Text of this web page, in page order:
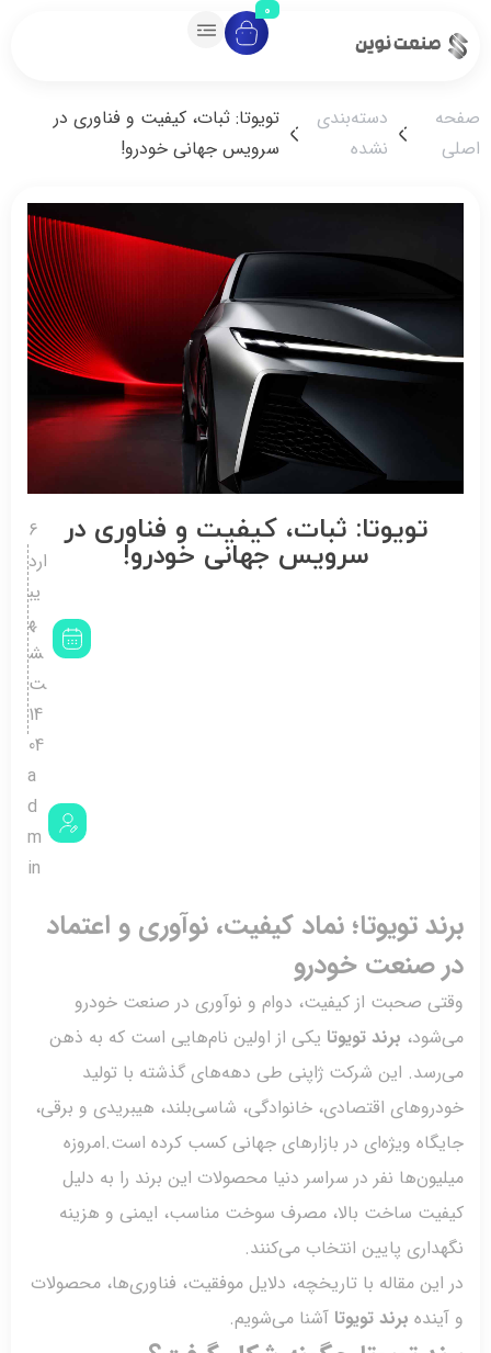
دسته‌بندی
نشده
تویوتا: ثبات، کیفیت و فناوری در
سرویس جهانی خودرو!
تویوتا: ثبات، کیفیت و فناوری در
سرویس جهانی خودرو!
6
ه
ش
d
m
تویوتا؛ نماد کیفیت، نوآوری و اعتماد
صنعت خودرو
صحبت از کیفیت، دوام و نوآوری در صنعت خودرو
برند تویوتایکی از اولین نام‌هایی است که به ذهن
این شرکت ژاپنی طی دهه‌های گذشته با تولید
اقتصادی، خانوادگی، شاسی‌بلند، هیبریدی و برقی،
ویژه‌ای در بازارهای جهانی کسب کرده است.امروزه
نفر در سراسر دنیا محصولات این برند را به دلیل
ساخت بالا، مصرف سوخت مناسب، ایمنی و هزینه
پایین انتخاب می‌کنند.
مقاله با تاریخچه، دلایل موفقیت، فناوری‌ها، محصولات
برند تویوتاآشنا می‌شویم.